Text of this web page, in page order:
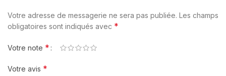
Votre adresse de messagerie ne sera pas publiée. Les champs
obligatoires sont indiqués avec *
Votre note *
Votre avis *